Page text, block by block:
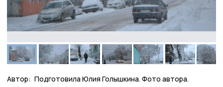
Автор: Подготовила Юлия Голышкина. Фото автора.